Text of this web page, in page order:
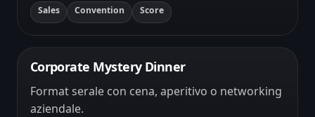
Sales Convention Score
Corporate Mystery Dinner
Format serale con cena, aperitivo o networking
aziendale.